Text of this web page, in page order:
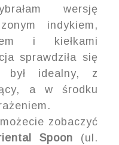
wersję
indykiem,
i kiełkami
sprawdziła się
był idealny, z
a w środku
zobaczyć
Spoon (ul.